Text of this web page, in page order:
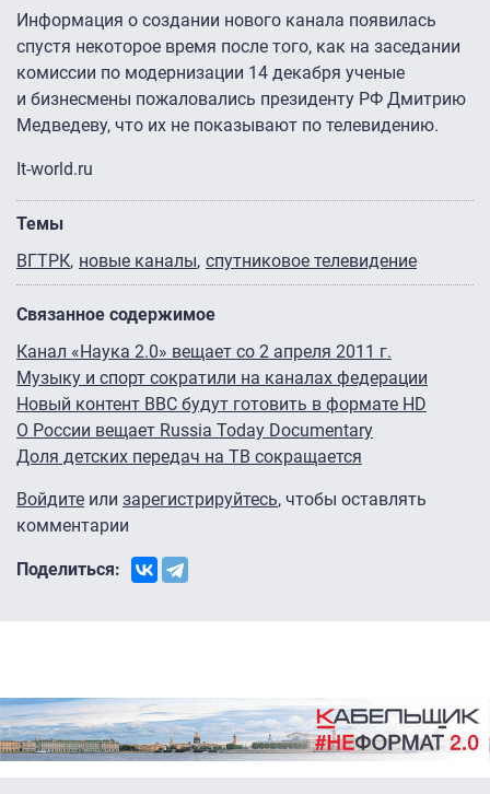
Информация о создании нового канала появилась
спустя некоторое время после того, как на заседании
комиссии по модернизации 14 декабря ученые
и бизнесмены пожаловались президенту РФ Дмитрию
Медведеву, что их не показывают по телевидению.
It-world.ru
Темы
ВГТРК новые каналы спутниковое телевидение
Связанное содержимое
Канал «Наука 2.0» вещает со 2 апреля 2011 г.
Музыку и спорт сократили на каналах федерации
Новый контент BBC будут готовить в формате HD
О России вещает Russia Today Documentary
Доля детских передач на ТВ сокращается
Войдите или зарегистрируйтесь, чтобы оставлять
комментарии
Поделиться: